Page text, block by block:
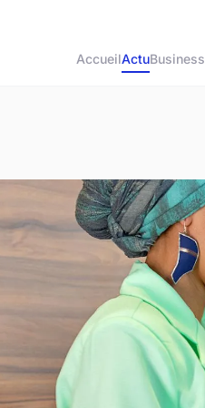
AccueilActuBusiness